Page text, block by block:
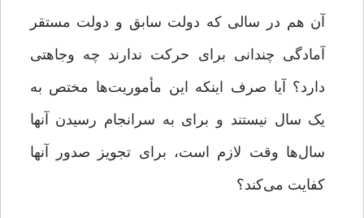
آن هم در سالی که دولت سابق و دولت مستقر
آمادگی چندانی برای حرکت ندارند چه وجاهتی
دارد؟ آیا صرف اینکه این مأموریت‌ها مختص به
یک سال نیستند و برای به سرانجام رسیدن آنها
سال‌ها وقت لازم است، برای تجویز صدور آنها
کفایت می‌کند؟